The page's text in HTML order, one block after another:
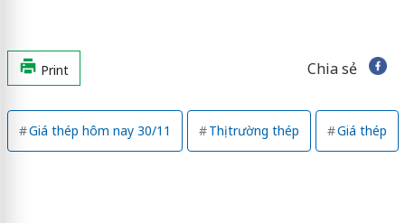
Print Chia sẻ
Giá thép hôm nay 30/11 Thị trường thép Giá thép